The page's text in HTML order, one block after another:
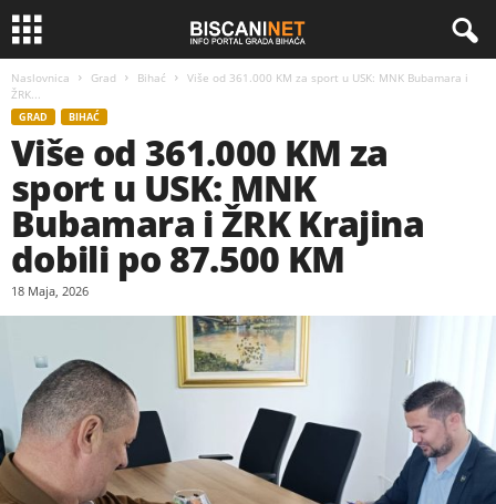
Naslovnica Grad Bihać
Više od 361.000 KM za sport u USK: MNK Bubamara i
ŽRK...
GRAD BIHAĆ
Više od 361.000 KM za
sport u USK: MNK
Bubamara i ŽRK Krajina
dobili po 87.500 KM
18 Maja, 2026